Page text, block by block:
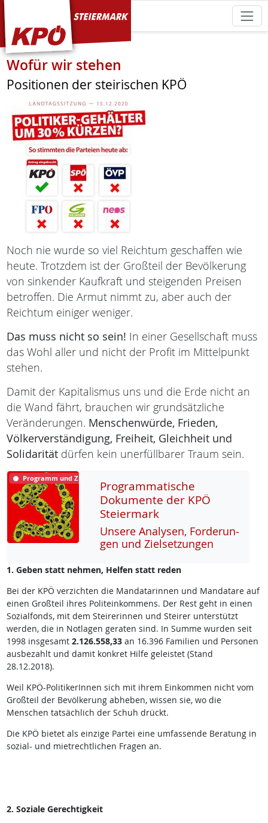
KPÖ Steiermark
Wofür wir stehen
Positionen der steirischen KPÖ
Noch nie wurde so viel Reichtum geschaffen wie
heute. Trotzdem ist der Großteil der Bevölkerung
von sinkender Kaufkraft und steigenden Preisen
betroffen. Die Armut nimmt zu, aber auch der
Reichtum einiger weniger.
Das muss nicht so sein! In einer Gesellschaft muss
das Wohl aller und nicht der Profit im Mittelpunkt
stehen.
Damit der Kapitalismus uns und die Erde nicht an
die Wand fährt, brauchen wir grundsätzliche
Veränderungen. Menschenwürde, Frieden,
Völkerverständigung, Freiheit, Gleichheit und
Solidarität dürfen kein unerfüllbarer Traum sein.
Programm und Ziele
Programmatische
Dokumente der KPÖ
Steiermark
Un­se­re Ana­ly­sen, For­de­run­
gen und Ziel­set­zun­gen
1. Geben statt nehmen, Helfen statt reden
Bei der KPÖ verzichten die Mandatarinnen und Mandatare auf
einen Großteil ihres Politeinkommens. Der Rest geht in einen
Sozialfonds, mit dem Steirerinnen und Steirer unterstützt
werden, die in Notlagen geraten sind. In Summe wurden seit
1998 insgesamt 2.126.558,33 an 16.396 Familien und Personen
ausbezahlt und damit konkret Hilfe geleistet (Stand
28.12.2018).
Weil KPÖ-PolitikerInnen sich mit ihrem Einkommen nicht vom
Großteil der Bevölkerung abheben, wissen sie, wo die
Menschen tatsächlich der Schuh drückt.
Die KPÖ bietet als einzige Partei eine umfassende Beratung in
sozial- und mietrechtlichen Fragen an.
2. Soziale Gerechtigkeit